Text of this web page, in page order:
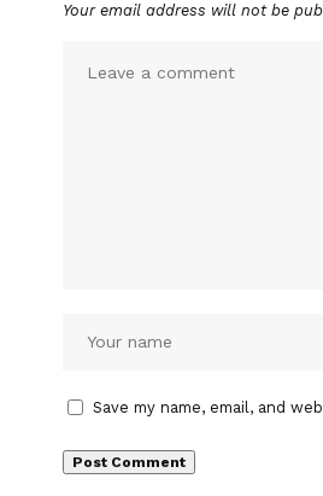
Your email address will not be
Save my name, email, and